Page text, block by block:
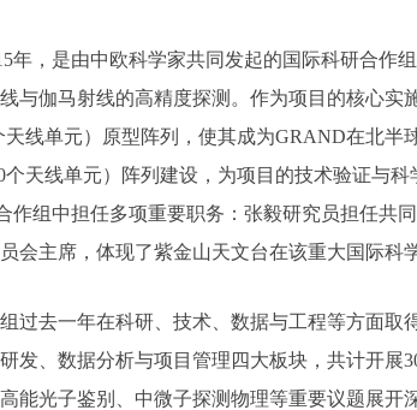
年，是由中欧科学家共同发起的国际科研合作
与伽马射线的高精度探测。作为项目的核心实
天线单元）原型阵列，使其成为GRAND在北半
个天线单元）阵列建设，为项目的技术验证与
作组中担任多项重要职务：张毅研究员担任共
会主席，体现了紫金山天文台在该重大国际科
过去一年在科研、技术、数据与工程等方面取
发、数据分析与项目管理四大板块，共计开展
能光子鉴别、中微子探测物理等重要议题展开